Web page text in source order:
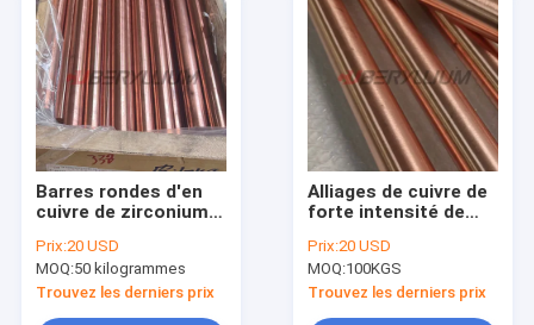
Barres rondes d'en
cuivre de zirconium
2,1293 pour des
électrodes de
soudage par
résistance
Prix:20 USD
MOQ:50 kilogrammes
Trouvez les derniers prix
Alliages de cuivre de
forte intensité de
chrome pour des
astuces de soudage
par résistance
Prix:20 USD
MOQ:100KGS
Trouvez les derniers prix